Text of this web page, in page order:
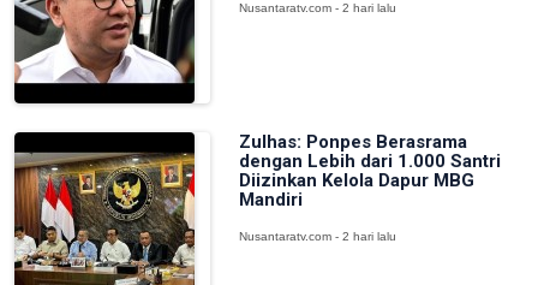
Nusantaratv.com - 2 hari lalu
Zulhas: Ponpes Berasrama
dengan Lebih dari 1.000 Santri
Diizinkan Kelola Dapur MBG
Mandiri
Nusantaratv.com - 2 hari lalu